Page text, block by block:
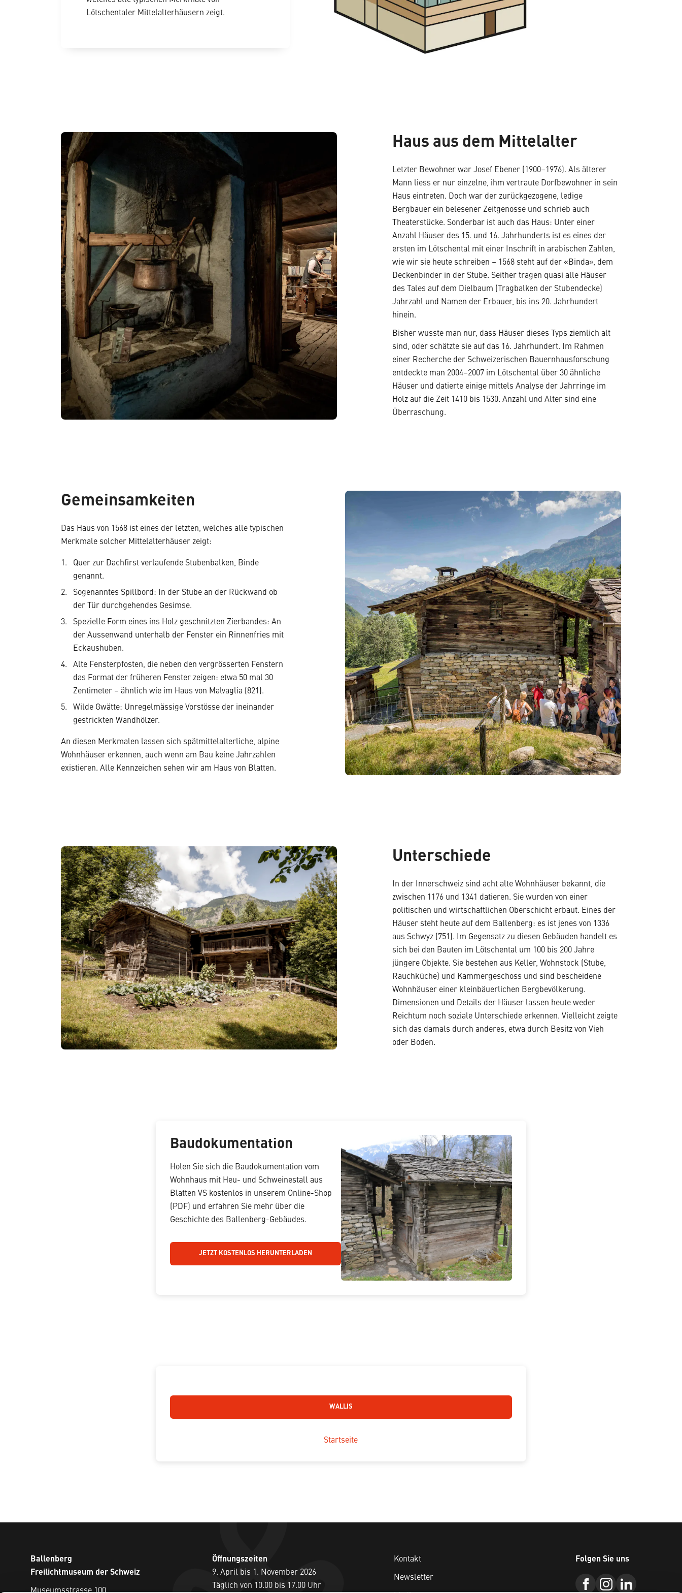
Lötschentaler Mittelalterhäusern zeigt.
Haus aus dem Mittelalter
Letzter Bewohner war Josef Ebener (1900–1976). Als älterer
Mann liess er nur einzelne, ihm vertraute Dorfbewohner in sein
Haus eintreten. Doch war der zurückgezogene, ledige
Bergbauer ein belesener Zeitgenosse und schrieb auch
Theaterstücke. Sonderbar ist auch das Haus: Unter einer
Anzahl Häuser des 15. und 16. Jahrhunderts ist es eines der
ersten im Lötschental mit einer Inschrift in arabischen Zahlen,
wie wir sie heute schreiben – 1568 steht auf der «Binda», dem
Deckenbinder in der Stube. Seither tragen quasi alle Häuser
des Tales auf dem Dielbaum (Tragbalken der Stubendecke)
Jahrzahl und Namen der Erbauer, bis ins 20. Jahrhundert
hinein.
Bisher wusste man nur, dass Häuser dieses Typs ziemlich alt
sind, oder schätzte sie auf das 16. Jahrhundert. Im Rahmen
einer Recherche der Schweizerischen Bauernhausforschung
entdeckte man 2004–2007 im Lötschental über 30 ähnliche
Häuser und datierte einige mittels Analyse der Jahrringe im
Holz auf die Zeit 1410 bis 1530. Anzahl und Alter sind eine
Überraschung.
Gemeinsamkeiten
Das Haus von 1568 ist eines der letzten, welches alle typischen
Merkmale solcher Mittelalterhäuser zeigt:
Quer zur Dachfirst verlaufende Stubenbalken, Binde
genannt.
Sogenanntes Spillbord: In der Stube an der Rückwand ob
der Tür durchgehendes Gesimse.
Spezielle Form eines ins Holz geschnitzten Zierbandes: An
der Aussenwand unterhalb der Fenster ein Rinnenfries mit
Eckaushuben.
Alte Fensterpfosten, die neben den vergrösserten Fenstern
das Format der früheren Fenster zeigen: etwa 50 mal 30
Zentimeter – ähnlich wie im Haus von Malvaglia (821).
Wilde Gwätte: Unregelmässige Vorstösse der ineinander
gestrickten Wandhölzer.
An diesen Merkmalen lassen sich spätmittelalterliche, alpine
Wohnhäuser erkennen, auch wenn am Bau keine Jahrzahlen
existieren. Alle Kennzeichen sehen wir am Haus von Blatten.
Unterschiede
In der Innerschweiz sind acht alte Wohnhäuser bekannt, die
zwischen 1176 und 1341 datieren. Sie wurden von einer
politischen und wirtschaftlichen Oberschicht erbaut. Eines der
Häuser steht heute auf dem Ballenberg: es ist jenes von 1336
aus Schwyz (751). Im Gegensatz zu diesen Gebäuden handelt es
sich bei den Bauten im Lötschental um 100 bis 200 Jahre
jüngere Objekte. Sie bestehen aus Keller, Wohnstock (Stube,
Rauchküche) und Kammergeschoss und sind bescheidene
Wohnhäuser einer kleinbäuerlichen Bergbevölkerung.
Dimensionen und Details der Häuser lassen heute weder
Reichtum noch soziale Unterschiede erkennen. Vielleicht zeigte
sich das damals durch anderes, etwa durch Besitz von Vieh
oder Boden.
Baudokumentation
Holen Sie sich die Baudokumentation vom
Wohnhaus mit Heu- und Schweinestall aus
Blatten VS kostenlos in unserem Online-Shop
(PDF) und erfahren Sie mehr über die
Geschichte des Ballenberg-Gebäudes.
JETZT KOSTENLOS HERUNTERLADEN
WALLIS
Startseite
Ballenberg
Freilichtmuseum der Schweiz
Museumsstrasse 100
Öffnungszeiten
9. April bis 1. November 2026
Täglich von 10.00 bis 17.00 Uhr
Kontakt
Newsletter
Folgen Sie uns